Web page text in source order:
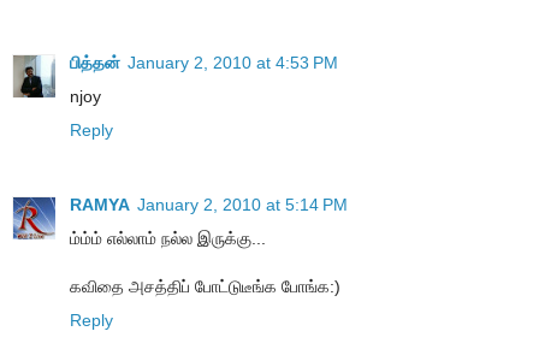
பித்தன் January 2, 2010 at 4:53 PM
njoy
Reply
RAMYA January 2, 2010 at 5:14 PM
ம்ம்ம் எல்லாம் நல்ல இருக்கு...
கவிதை அசத்திப் போட்டுடீங்க போங்க:)
Reply